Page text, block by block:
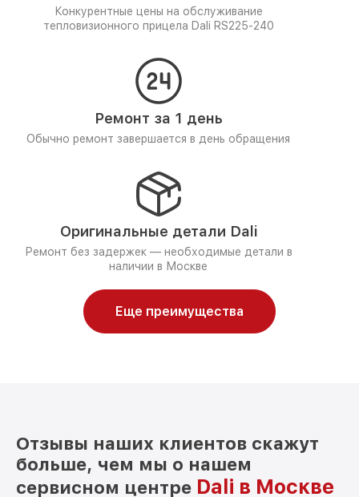
Конкурентные цены на обслуживание
тепловизионного прицела Dali RS225-240
Ремонт за 1 день
Обычно ремонт завершается в день обращения
Оригинальные детали Dali
Ремонт без задержек — необходимые детали в
наличии в Москве
Еще преимущества
Отзывы наших клиентов скажут
больше, чем мы о нашем
сервисном центре Dali в Москве